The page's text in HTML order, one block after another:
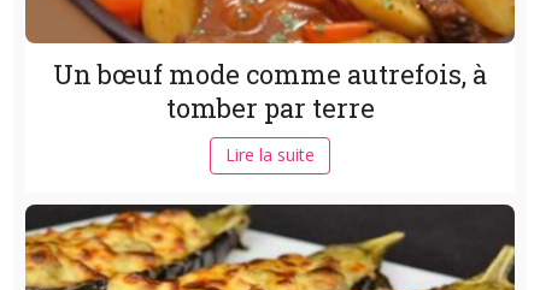
Un bœuf mode comme autrefois, à
tomber par terre
Lire la suite